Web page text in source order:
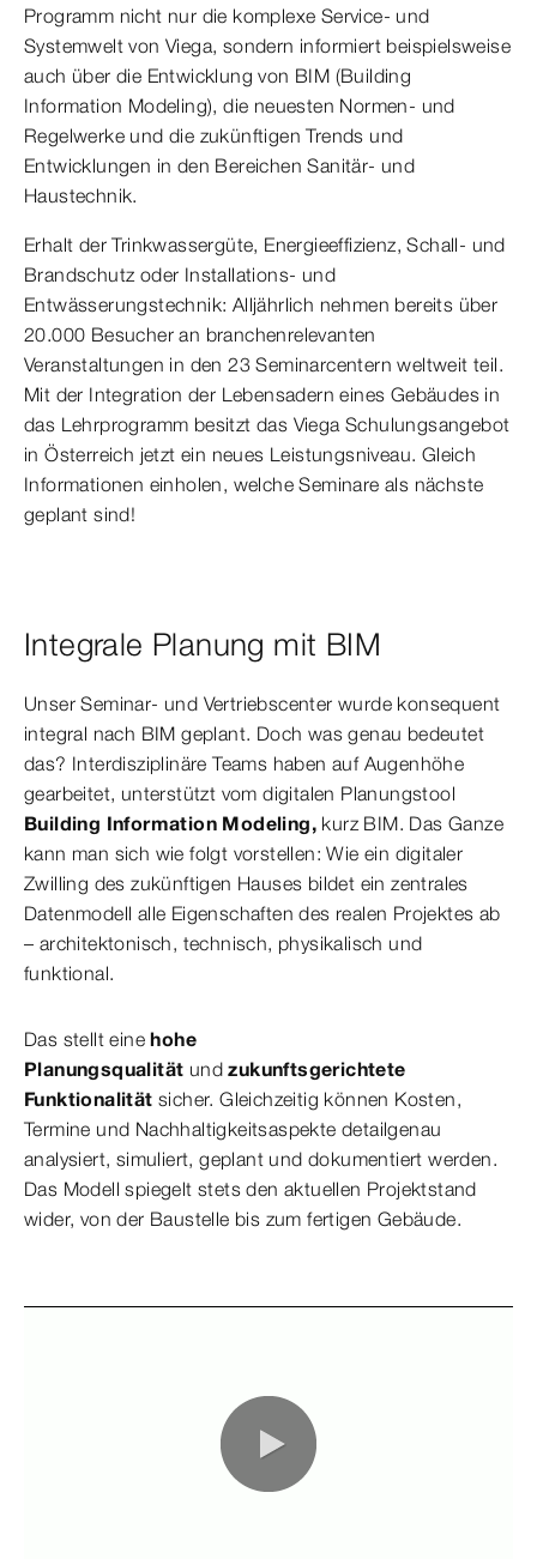
Programm nicht nur die komplexe Service- und
Systemwelt von Viega, sondern informiert beispielsweise
auch über die Entwicklung von BIM (Building
Information Modeling), die neuesten Normen- und
Regelwerke und die zukünftigen Trends und
Entwicklungen in den Bereichen Sanitär- und
Haustechnik.
Erhalt der Trinkwassergüte, Energieeffizienz, Schall- und
Brandschutz oder Installations- und
Entwässerungstechnik: Alljährlich nehmen bereits über
20.000 Besucher an branchenrelevanten
Veranstaltungen in den 23 Seminarcentern weltweit teil.
Mit der Integration der Lebensadern eines Gebäudes in
das Lehrprogramm besitzt das Viega Schulungsangebot
in Österreich jetzt ein neues Leistungsniveau. Gleich
Informationen einholen, welche Seminare als nächste
geplant sind!
Integrale Planung mit BIM
Unser Seminar- und Vertriebscenter wurde konsequent
integral nach BIM geplant. Doch was genau bedeutet
das? Interdisziplinäre Teams haben auf Augenhöhe
gearbeitet, unterstützt vom digitalen Planungstool
Building Information Modeling, kurz BIM. Das Ganze
kann man sich wie folgt vorstellen: Wie ein digitaler
Zwilling des zukünftigen Hauses bildet ein zentrales
Datenmodell alle Eigenschaften des realen Projektes ab
– architektonisch, technisch, physikalisch und
funktional.
Das stellt einehohe
Planungsqualität undzukunftsgerichtete
Funktionalität sicher. Gleichzeitig können Kosten,
Termine und Nachhaltigkeitsaspekte detailgenau
analysiert, simuliert, geplant und dokumentiert werden.
Das Modell spiegelt stets den aktuellen Projektstand
wider, von der Baustelle bis zum fertigen Gebäude.